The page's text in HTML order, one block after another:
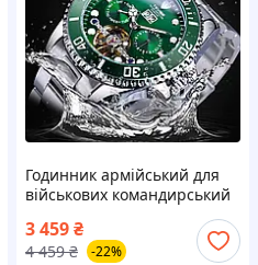
Годинник армійський для
військових командирський
календарем підсвічуванням
і видимим механізмом
3 459₴
4 459 ₴ -22%